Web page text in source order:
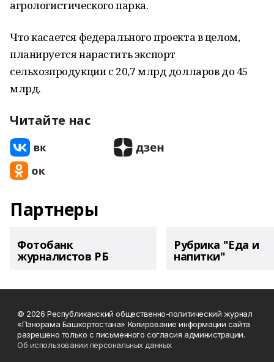
агрологистического парка.
Что касается федерального проекта в целом,
планируется нарастить экспорт
сельхозпродукции с 20,7 млрд долларов до 45
млрд.
Читайте нас
Партнеры
Фотобанк
журналистов РБ
Рубрика "Еда и
напитки"
© 2026 Республиканский общественно-политический журнал
«Панорама Башкортостана» Копирование информации сайта
разрешено только с письменного согласия администрации.
Об использовании персональных данных